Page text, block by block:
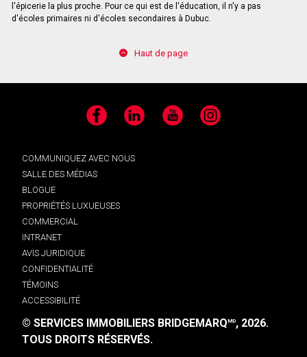
l'épicerie la plus proche. Pour ce qui est de l'éducation, il n'y a pas
d'écoles primaires ni d'écoles secondaires à Dubuc.
Haut de page
Facebook LinkedIn YouTube Instagram
COMMUNIQUEZ AVEC NOUS
SALLE DES MÉDIAS
BLOGUE
PROPRIÉTÉS LUXUEUSES
COMMERCIAL
INTRANET
AVIS JURIDIQUE
CONFIDENTIALITÉ
TÉMOINS
ACCESSIBILITÉ
© SERVICES IMMOBILIERS BRIDGEMARQMD, 2026.
TOUS DROITS RÉSERVÉS.